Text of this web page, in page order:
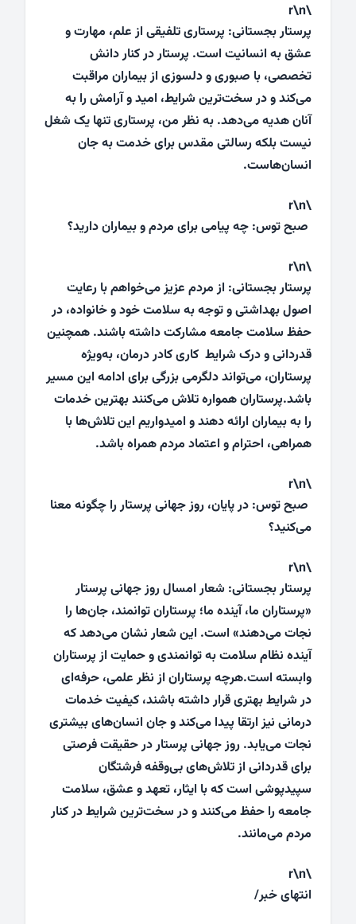
\r\n
پرستار بجستانی: پرستاری تلفیقی از علم، مهارت و
عشق به انسانیت است. پرستار در کنار دانش
تخصصی، با صبوری و دلسوزی از بیماران مراقبت
می‌کند و در سخت‌ترین شرایط، امید و آرامش را به
آنان هدیه می‌دهد. به نظر من، پرستاری تنها یک شغل
نیست بلکه رسالتی مقدس برای خدمت به جان
انسان‌هاست.
\r\n
صبح توس: چه پیامی برای مردم و بیماران دارید؟
\r\n
پرستار بجستانی: از مردم عزیز می‌خواهم با رعایت
اصول بهداشتی و توجه به سلامت خود و خانواده، در
حفظ سلامت جامعه مشارکت داشته باشند. همچنین
قدردانی و درک شرایط کاری کادر درمان، به‌ویژه
پرستاران، می‌تواند دلگرمی بزرگی برای ادامه این مسیر
باشد.پرستاران همواره تلاش می‌کنند بهترین خدمات
را به بیماران ارائه دهند و امیدواریم این تلاش‌ها با
همراهی، احترام و اعتماد مردم همراه باشد.
\r\n
صبح توس: در پایان، روز جهانی پرستار را چگونه معنا
می‌کنید؟
\r\n
پرستار بجستانی: شعار امسال روز جهانی پرستار
«پرستاران ما، آینده ما؛ پرستاران توانمند، جان‌ها را
نجات می‌دهند» است. این شعار نشان می‌دهد که
آینده نظام سلامت به توانمندی و حمایت از پرستاران
وابسته است.هرچه پرستاران از نظر علمی، حرفه‌ای
در شرایط بهتری قرار داشته باشند، کیفیت خدمات
درمانی نیز ارتقا پیدا می‌کند و جان انسان‌های بیشتری
نجات می‌یابد. روز جهانی پرستار در حقیقت فرصتی
برای قدردانی از تلاش‌های بی‌وقفه فرشتگان
سپیدپوشی است که با ایثار، تعهد و عشق، سلامت
جامعه را حفظ می‌کنند و در سخت‌ترین شرایط در کنار
مردم می‌مانند.
\r\n
انتهای خبر/